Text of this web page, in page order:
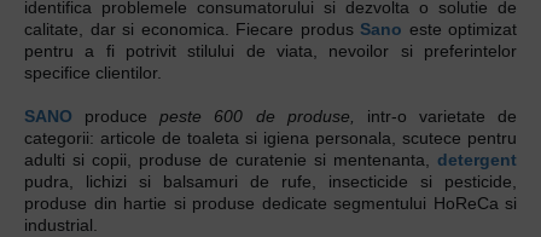
identifica problemele consumatorului si dezvolta o solutie de
calitate, dar si economica. Fiecare produs Sano este optimizat
pentru a fi potrivit stilului de viata, nevoilor si preferintelor
specifice clientilor.
SANO producepeste 600 de produse,
intr-o varietate de
categorii: articole de toaleta si igiena personala, scutece pentru
adulti si copii, produse de curatenie si mentenanta, detergent
pudra, lichizi si balsamuri de rufe, insecticide si pesticide,
produse din hartie si produse dedicate segmentului HoReCa si
industrial.